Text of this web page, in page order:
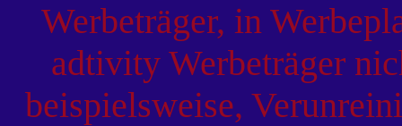
Werbeträger, in
adtivity Werbeträger
beispielsweise,